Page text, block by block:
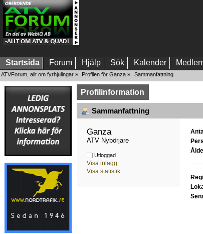
Startsida Forum Hjälp Sök Kalender
ATVForum, allt om fyrhjulingar » Profilen för Ganza » Sammanfattning
Profilinformation
Sammanfattning
Ganza
ATV Nybörjare
Utloggad
Visa inlägg
Visa statistik